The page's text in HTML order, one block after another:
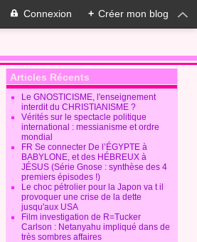
Connexion + Créer mon blog
Articles Récents
Le GNOSTICISME, l'enseignement
interdit du CHRISTIANISME ?
Vérités sur le spectacle politique
international : messianisme et ordre
mondial
FR Se connecter De l’ÉGYPTE à
BABYLONE, et des HÉBREUX à
JÉSUS (Série Gnose : synthèse des 4
premiers épisodes !)
Le choc pétrolier pour la Japon va t il
provoquer une crise de la dette
jusqu'aux USA
Film investigation de R=Tucker
Carlson : Netanyahu impliqué dans de
très sombres affaires